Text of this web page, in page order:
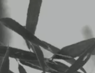
LUNCHメニュー
2026
05